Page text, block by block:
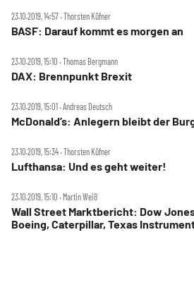
23.10.2019, 14:57 ‧ Thorsten Küfner
BASF: Darauf kommt es morgen an
23.10.2019, 15:10 ‧ Thomas Bergmann
DAX: Brennpunkt Brexit
23.10.2019, 15:01 ‧ Andreas Deutsch
McDonald’s: Anlegern bleibt der
23.10.2019, 15:34 ‧ Thorsten Küfner
Lufthansa: Und es geht weiter!
23.10.2019, 15:10 ‧ Martin Weiß
Wall Street Marktbericht: Dow
Boeing, Caterpillar, Texas